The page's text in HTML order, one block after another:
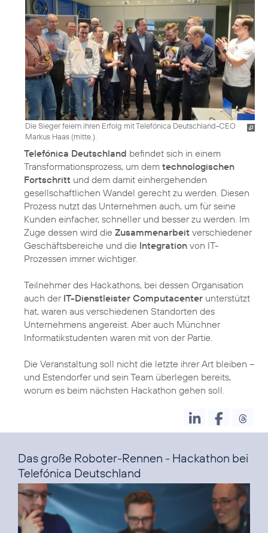
Die Sieger feiern ihren Erfolg mit Telefónica Deutschland-CEO
Markus Haas (mitte.).
Telefónica Deutschland befindet sich in einem
Transformationsprozess, um dem technologischen
Fortschritt und dem damit einhergehenden
gesellschaftlichen Wandel gerecht zu werden. Diesen
Prozess nutzt das Unternehmen auch, um für seine
Kunden einfacher, schneller und besser zu werden. Im
Zuge dessen wird die Zusammenarbeit verschiedener
Geschäftsbereiche und die Integration von IT-
Prozessen immer wichtiger.
Teilnehmer des Hackathons, bei dessen Organisation
auch der IT-Dienstleister Computacenter unterstützt
hat, waren aus verschiedenen Standorten des
Unternehmens angereist. Aber auch Münchner
Informatikstudenten waren mit von der Partie.
Die Veranstaltung soll nicht die letzte ihrer Art bleiben –
und Estendorfer und sein Team überlegen bereits,
worum es beim nächsten Hackathon gehen soll.
Das große Roboter-Rennen - Hackathon bei
Telefónica Deutschland